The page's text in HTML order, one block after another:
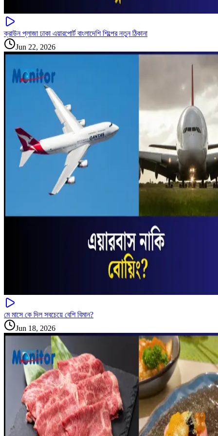
ক্রাউন প্লাজা ঢাকা এয়ারপোর্ট বাংলাদেশি শিল্পের নতুন ঠিকানা
Jun 22, 2026
মে মাসে কে দিল সবচেয়ে বেশি বিমান?
Jun 18, 2026